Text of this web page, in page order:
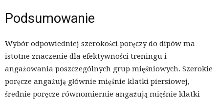
Podsumowanie
Wybór odpowiedniej szerokości poręczy do dipów ma
istotne znaczenie dla efektywności treningu i
angażowania poszczególnych grup mięśniowych. Szerokie
poręcze angażują głównie mięśnie klatki piersiowej,
średnie poręcze równomiernie angażują mięśnie klatki